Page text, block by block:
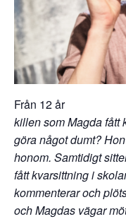
Från 12 år
killen som Magda fått
göra något dumt?
honom. Samtidigt
fått kvarsittning i
kommenterar och
och Magdas vägar